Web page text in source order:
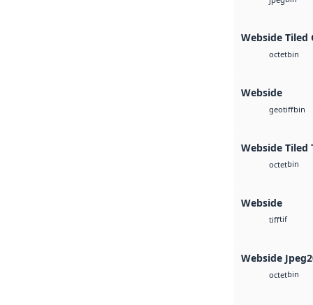
Webside Tiled
octetbin
Webside
geotiffbin
Webside Tiled
octetbin
Webside
tifftif
Webside
octetbin